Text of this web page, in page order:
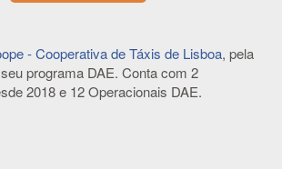
- Cooperativa de Táxis de Lisboa, pela
programa DAE. Conta com 2
2018 e 12 Operacionais DAE.